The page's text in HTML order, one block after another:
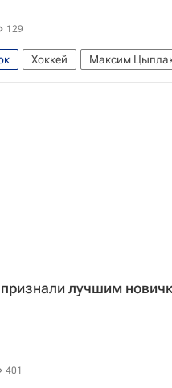
129
Хоккей Максим
хоккейная лига
лучшим
401